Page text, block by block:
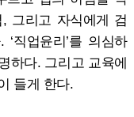
그리고 자식에게 검
직업윤리’를 의심하
하다. 그리고 교육에
들게 한다.